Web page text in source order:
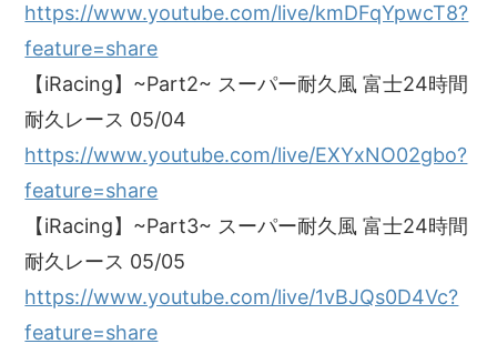
https://www.youtube.com/live/kmDFqYpwcT8?
feature=share
【iRacing】~Part2~ スーパー耐久風 富士24時間
耐久レース 05/04
https://www.youtube.com/live/EXYxNO02gbo?
feature=share
【iRacing】~Part3~ スーパー耐久風 富士24時間
耐久レース 05/05
https://www.youtube.com/live/1vBJQs0D4Vc?
feature=share